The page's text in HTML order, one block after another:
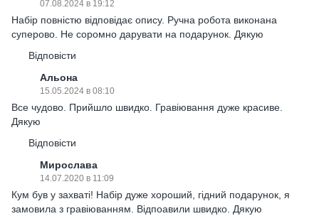
07.08.2024 в 19:12
Набір повністю відповідає опису. Ручна робота виконана
суперово. Не соромно дарувати на подарунок. Дякую
Відповісти
Альона
15.05.2024 в 08:10
Все чудово. Прийшло швидко. Гравіювання дуже красиве.
Дякую
Відповісти
Мирослава
14.07.2020 в 11:09
Кум був у захваті! Набір дуже хороший, гідний подарунок, я
замовила з гравіюванням. Відпоавили швидко. Дякую